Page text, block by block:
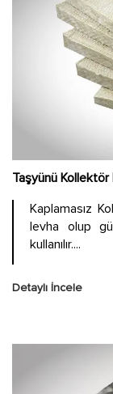
Taşyünü Kollektör
Kaplamasız
levha olup
kullanılır....
Detaylı İncele